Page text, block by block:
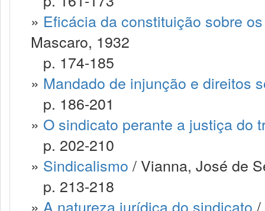
» Eficácia da constituição sobre
Mascaro, 1932
p. 174-185
» Mandado de injunção e direitos
p. 186-201
» O sindicato perante a justiça do
p. 202-210
» Sindicalismo / Vianna, José de
p. 213-218
» A natureza jurídica do sindicato /